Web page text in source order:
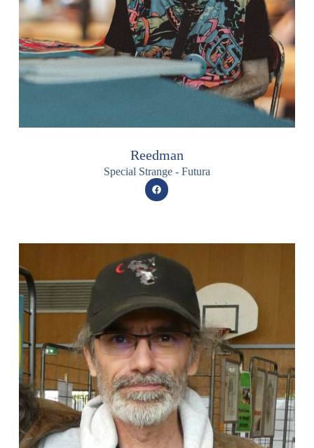
Reedman
Special Strange - Futura